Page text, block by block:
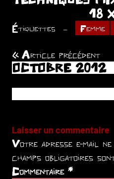
18
Étiquettes Femme
Navigation
de
l’article
Article précédent
OCTOBRE 2012
Laisser un commentaire
Votre adresse e-mail ne
champs obligatoires
Commentaire *